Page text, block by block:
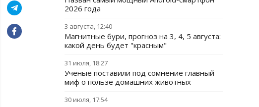
2026 года
3 августа, 12:40
Магнитные бури, прогноз на 3, 4, 5 августа:
какой день будет "красным"
31 июля, 18:27
Ученые поставили под сомнение главный
миф о пользе домашних животных
30 июля, 17:54